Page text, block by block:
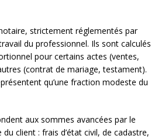
strictement réglementés par
du professionnel. Ils sont calculés
pour certains actes (ventes,
(contrat de mariage, testament).
qu’une fraction modeste du
aux sommes avancées par le
client : frais d’état civil, de cadastre,